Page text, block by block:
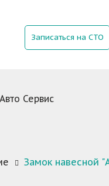
Записаться на СТО
Сервис
Замок навесной